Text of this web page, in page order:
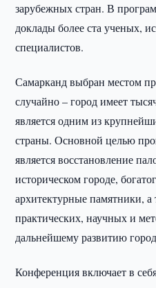
зарубежных стран. В
доклады более ста ученых,
специалистов.
Самарканд выбран местом
случайно – город имеет
является одним из
страны. Основной целью
является восстановление
историческом городе,
архитектурные памятники, а
практических, научных и
дальнейшему развитию
Конференция включает в